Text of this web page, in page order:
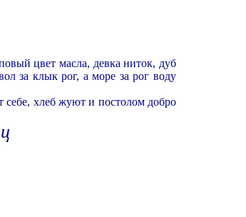
цвет масла, девка ниток, дуб
за клык рог, а море за рог воду
себе, хлеб жуют и постолом добро